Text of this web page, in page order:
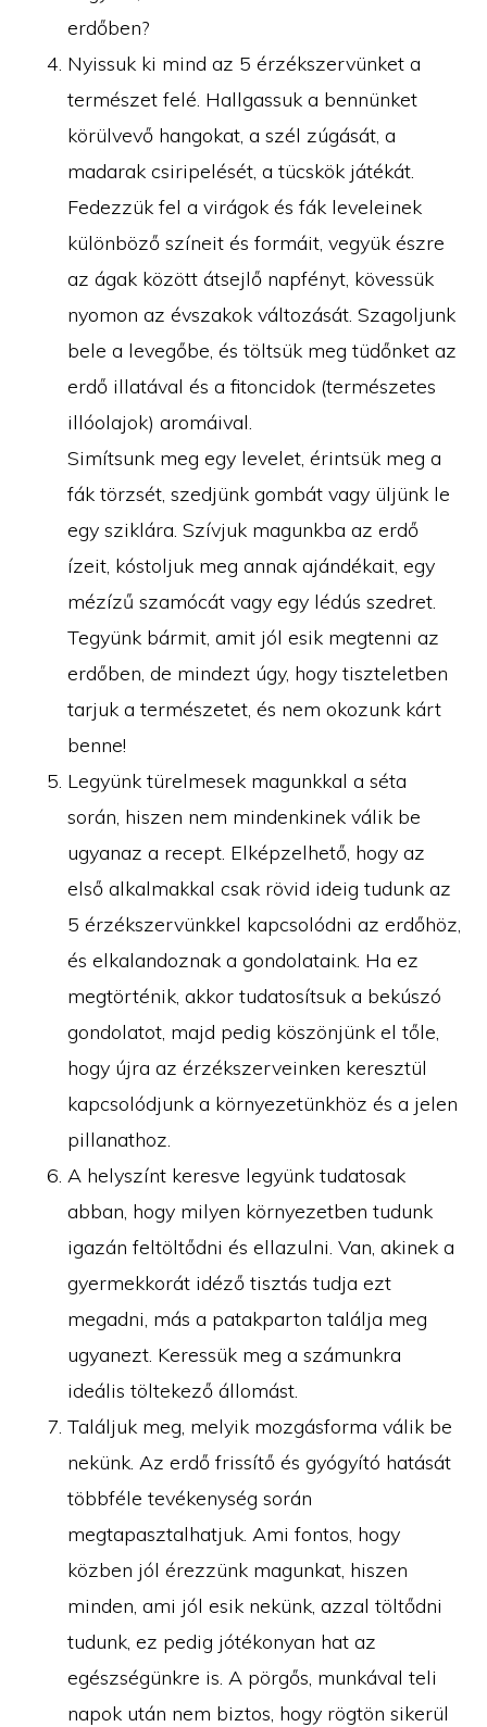
erdőben?
Nyissuk ki mind az 5 érzékszervünket a
természet felé. Hallgassuk a bennünket
körülvevő hangokat, a szél zúgását, a
madarak csiripelését, a tücskök játékát.
Fedezzük fel a virágok és fák leveleinek
különböző színeit és formáit, vegyük észre
az ágak között átsejlő napfényt, kövessük
nyomon az évszakok változását. Szagoljunk
bele a levegőbe, és töltsük meg tüdőnket az
erdő illatával és a fitoncidok (természetes
illóolajok) aromáival.
Simítsunk meg egy levelet, érintsük meg a
fák törzsét, szedjünk gombát vagy üljünk le
egy sziklára. Szívjuk magunkba az erdő
ízeit, kóstoljuk meg annak ajándékait, egy
mézízű szamócát vagy egy lédús szedret.
Tegyünk bármit, amit jól esik megtenni az
erdőben, de mindezt úgy, hogy tiszteletben
tarjuk a természetet, és nem okozunk kárt
benne!
Legyünk türelmesek magunkkal a séta
során, hiszen nem mindenkinek válik be
ugyanaz a recept. Elképzelhető, hogy az
első alkalmakkal csak rövid ideig tudunk az
5 érzékszervünkkel kapcsolódni az erdőhöz,
és elkalandoznak a gondolataink. Ha ez
megtörténik, akkor tudatosítsuk a bekúszó
gondolatot, majd pedig köszönjünk el tőle,
hogy újra az érzékszerveinken keresztül
kapcsolódjunk a környezetünkhöz és a jelen
pillanathoz.
A helyszínt keresve legyünk tudatosak
abban, hogy milyen környezetben tudunk
igazán feltöltődni és ellazulni. Van, akinek a
gyermekkorát idéző tisztás tudja ezt
megadni, más a patakparton találja meg
ugyanezt. Keressük meg a számunkra
ideális töltekező állomást.
Találjuk meg, melyik mozgásforma válik be
nekünk. Az erdő frissítő és gyógyító hatását
többféle tevékenység során
megtapasztalhatjuk. Ami fontos, hogy
közben jól érezzünk magunkat, hiszen
minden, ami jól esik nekünk, azzal töltődni
tudunk, ez pedig jótékonyan hat az
egészségünkre is. A pörgős, munkával teli
napok után nem biztos, hogy rögtön sikerül